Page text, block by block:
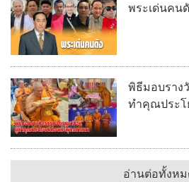
พระเด่นคน
พิธีมอบราง
ทำคุณประ
อ่านต่อทั้งห